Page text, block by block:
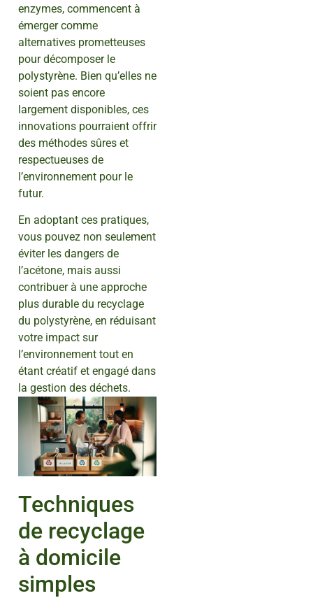
enzymes, commencent à
émerger comme
alternatives prometteuses
pour décomposer le
polystyrène. Bien qu’elles ne
soient pas encore
largement disponibles, ces
innovations pourraient offrir
des méthodes sûres et
respectueuses de
l’environnement pour le
futur.
En adoptant ces pratiques,
vous pouvez non seulement
éviter les dangers de
l’acétone, mais aussi
contribuer à une approche
plus durable du recyclage
du polystyrène, en réduisant
votre impact sur
l’environnement tout en
étant créatif et engagé dans
la gestion des déchets.
Techniques
de recyclage
à domicile
simples